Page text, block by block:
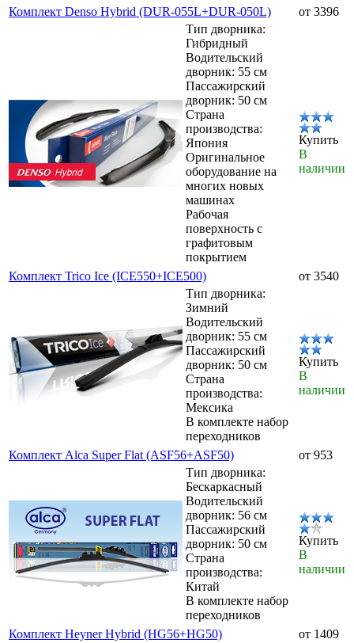
Комплект Denso Hybrid (DUR-055L+DUR-050L)
от 3396
Тип дворника:
Гибридный
Водительский
дворник: 55 см
Пассажирский
дворник: 50 см
Страна
производства:
Япония
Оригинальное
оборудование на
многих новых
машинах
Рабочая
поверхность с
графитовым
покрытием
Купить
В
наличии
Комплект Trico Ice (ICE550+ICE500)
от 3540
Тип дворника:
Зимний
Водительский
дворник: 55 см
Пассажирский
дворник: 50 см
Страна
производства:
Мексика
В комплекте набор
переходников
Купить
В
наличии
Комплект Alca Super Flat (ASF56+ASF50)
от 953
Тип дворника:
Бескаркасный
Водительский
дворник: 56 см
Пассажирский
дворник: 50 см
Страна
производства:
Китай
В комплекте набор
переходников
Купить
В
наличии
Комплект Heyner Hybrid (HG56+HG50)
от 1409